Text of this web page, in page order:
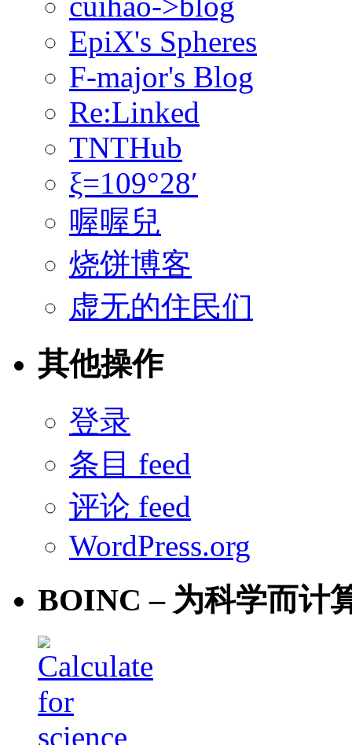
EpiX's Spheres
F-major's Blog
Re:Linked
TNTHub
ξ=109°28′
喔喔兒
烧饼博客
虚无的住民们
其他操作
登录
条目 feed
评论 feed
WordPress.org
BOINC – 为科学而计